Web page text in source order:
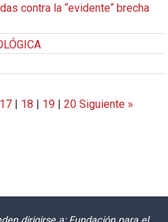
contra la “evidente“ brecha
17 | 18 | 19 | 20 Siguiente »